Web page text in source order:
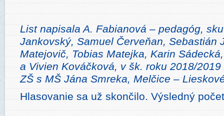
List napisala A. Fabianová – pedagóg,
Jankovský, Samuel Červeňan, Sebastián
Matejovič, Tobias Matejka, Karin
a Vivien Kováčková, v šk. roku 2018/
ZŠ s MŠ Jána Smreka, Melčice –
Hlasovanie sa už skončilo. Výsledný